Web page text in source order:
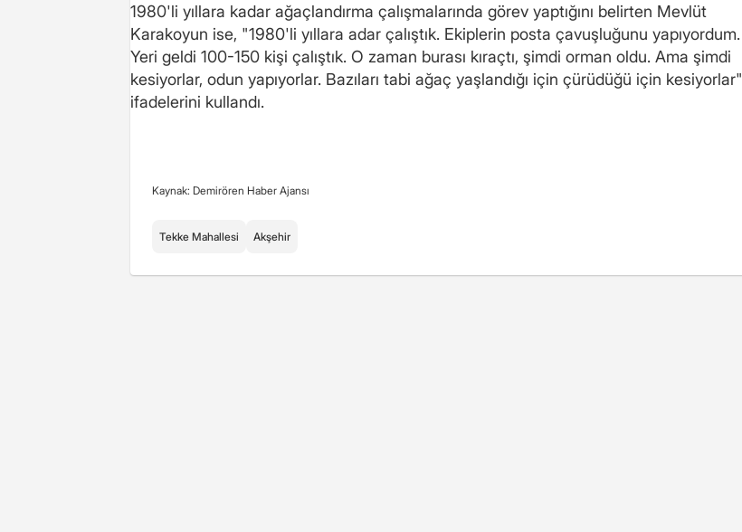
1980'li yıllara kadar ağaçlandırma çalışmalarında görev yaptığını belirten Mevlüt
Karakoyun ise, "1980'li yıllara adar çalıştık. Ekiplerin posta çavuşluğunu yapıyordum.
Yeri geldi 100-150 kişi çalıştık. O zaman burası kıraçtı, şimdi orman oldu. Ama şimdi
kesiyorlar, odun yapıyorlar. Bazıları tabi ağaç yaşlandığı için çürüdüğü için kesiyorlar"
ifadelerini kullandı.
Kaynak: Demirören Haber Ajansı
Tekke Mahallesi Akşehir